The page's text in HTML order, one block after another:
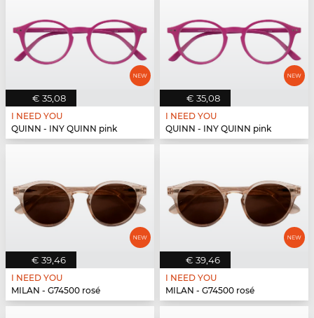
€ 35,08
I NEED YOU
QUINN - INY QUINN pink
€ 35,08
I NEED YOU
QUINN - INY QUINN pink
€ 39,46
I NEED YOU
MILAN - G74500 rosé
€ 39,46
I NEED YOU
MILAN - G74500 rosé